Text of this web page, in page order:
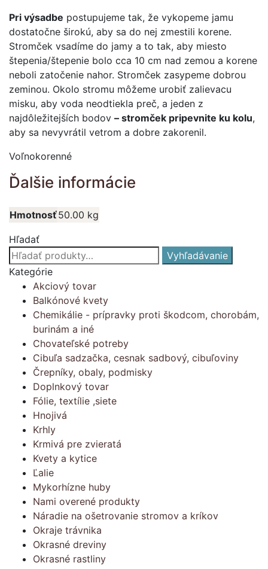
Pri výsadbe postupujeme tak, že vykopeme jamu
dostatočne širokú, aby sa do nej zmestili korene.
Stromček vsadíme do jamy a to tak, aby miesto
štepenia/štepenie bolo cca 10 cm nad zemou a korene
neboli zatočenie nahor. Stromček zasypeme dobrou
zeminou. Okolo stromu môžeme urobiť zalievacu
misku, aby voda neodtiekla preč, a jeden z
najdôležitejších bodov – stromček pripevnite ku kolu,
aby sa nevyvrátil vetrom a dobre zakorenil.
Voľnokorenné
Ďalšie informácie
Hmotnosť50.00 kg
Hľadať
Hľadať:
Vyhľadávanie
Kategórie
Akciový tovar
Balkónové kvety
Chemikálie - prípravky proti škodcom, chorobám,
burinám a iné
Chovateľské potreby
Cibuľa sadzačka, cesnak sadbový, cibuľoviny
Črepníky, obaly, podmisky
Doplnkový tovar
Fólie, textílie ,siete
Hnojivá
Krhly
Krmivá pre zvieratá
Kvety a kytice
Ľalie
Mykorhízne huby
Nami overené produkty
Náradie na ošetrovanie stromov a kríkov
Okraje trávnika
Okrasné dreviny
Okrasné rastliny